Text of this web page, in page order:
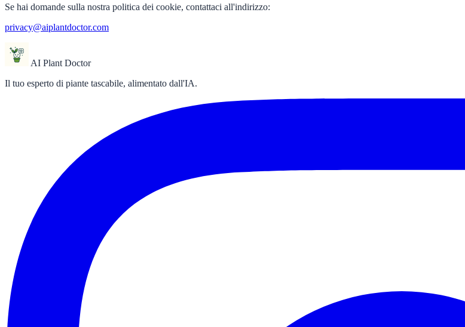
Se hai domande sulla nostra politica dei cookie, contattaci all'indirizzo:
privacy@aiplantdoctor.com
AI Plant Doctor
Il tuo esperto di piante tascabile, alimentato dall'IA.